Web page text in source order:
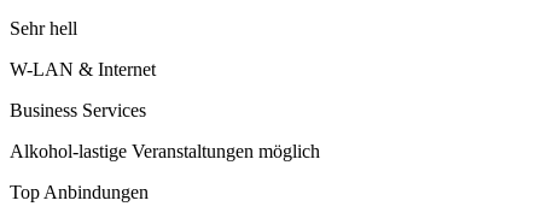
Sehr hell
W-LAN & Internet
Business Services
Alkohol-lastige Veranstaltungen möglich
Top Anbindungen